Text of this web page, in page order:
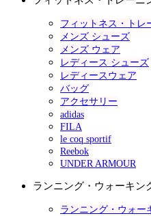
フィットネス・トレ
メンズ シューズ
メンズ ウェア
レディース シューズ
レディースウェア
バッグ
アクセサリー
adidas
FILA
le coq sportif
Reebok
UNDER ARMOUR
ランニング・ウォーキン
ランニング・ウォー